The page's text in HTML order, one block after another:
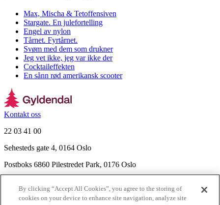
Max, Mischa & Tetoffensiven
Stargate. En julefortelling
Engel av nylon
Tårnet. Fyrtårnet.
Svøm med dem som drukner
Jeg vet ikke, jeg var ikke der
Cocktaileffekten
En sånn rød amerikansk scooter
Kontakt oss
22 03 41 00
Sehesteds gate 4, 0164 Oslo
Postboks 6860 Pilestredet Park, 0176 Oslo
Nyhetsbrev
By clicking “Accept All Cookies”, you agree to the storing of
cookies on your device to enhance site navigation, analyze site